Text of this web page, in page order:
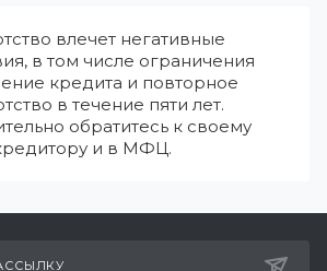
влечет негативные
в том числе ограничения
кредита и повторное
в течение пяти лет.
обратитесь к своему
и в МФЦ.